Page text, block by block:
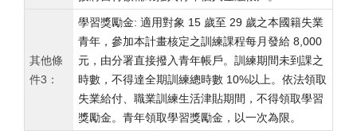
其他條
件3：
學習獎勵金: 適用對象 15 歲至 29 歲之本國籍失業
青年，參加本計畫核定之訓練課程每月發給 8,000
元，由分署直接撥入青年帳戶。訓練期間未到課之
時數，不得達全期訓練總時數 10%以上。依法領取
失業給付、職業訓練生活津貼期間，不得領取學習
獎勵金。青年領取學習獎勵金，以一次為限。